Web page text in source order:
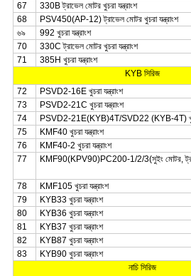
67
330B ট্রাভেল মোটর খুচরা যন্ত্রাংশ
68
PSV450(AP-12) ট্রাভেল মোটর খুচরা যন্ত্রাংশ
৬৯
992 খুচরা যন্ত্রাংশ
70
330C ট্রাভেল মোটর খুচরা যন্ত্রাংশ
71
385H খুচরা যন্ত্রাংশ
KYB সিরিজ
72
PSVD2-16E খুচরা যন্ত্রাংশ
73
PSVD2-21C খুচরা যন্ত্রাংশ
74
PSVD2-21E(KYB)4T/SVD22 (KYB-4T)
75
KMF40 খুচরা যন্ত্রাংশ
76
KMF40-2 খুচরা যন্ত্রাংশ
77
KMF90(KPV90)PC200-1/2/3(সুইং মোটর,
78
KMF105 খুচরা যন্ত্রাংশ
79
KYB33 খুচরা যন্ত্রাংশ
80
KYB36 খুচরা যন্ত্রাংশ
81
KYB37 খুচরা যন্ত্রাংশ
82
KYB87 খুচরা যন্ত্রাংশ
83
KYB90 খুচরা যন্ত্রাংশ
নাচি সিরিজ